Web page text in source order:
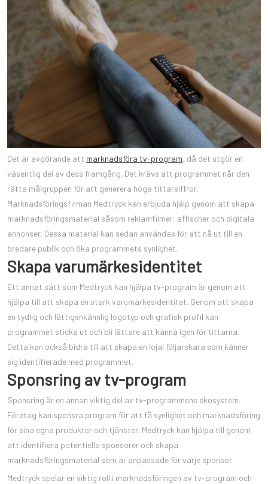
Det är avgörande att marknadsföra tv-program, då det utgör en
väsentlig del av dess framgång. Det krävs att programmet når den
rätta målgruppen för att generera höga tittarsiffror.
Marknadsföringsfirman Medtryck kan erbjuda hjälp genom att skapa
marknadsföringsmaterial såsom reklamfilmer, affischer och digitala
annonser. Dessa material kan sedan användas för att nå ut till en
bredare publik och öka programmets synlighet.
Skapa varumärkesidentitet
Ett annat sätt som Medtryck kan hjälpa tv-program är genom att
hjälpa till att skapa en stark varumärkesidentitet. Genom att skapa
en tydlig och lättigenkännlig logotyp och grafisk profil kan
programmet sticka ut och bli lättare att känna igen för tittarna.
Detta kan också bidra till att skapa en lojal följarskara som känner
sig identifierade med programmet.
Sponsring av tv-program
Sponsring är en annan viktig del av tv-programmens ekosystem.
Företag kan sponsra program för att få synlighet och marknadsföring
för sina egna produkter och tjänster. Medtryck kan hjälpa till genom
att identifiera potentiella sponsorer och skapa
marknadsföringsmaterial som är anpassade för varje sponsor.
Medtryck spelar en viktig roll i marknadsföringen av tv-program och